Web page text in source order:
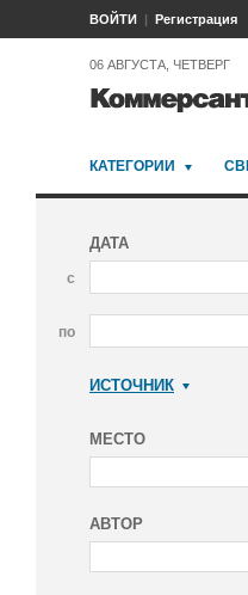
ВОЙТИ Регистрация
06 АВГУСТА, ЧЕТВЕРГ
КАТЕГОРИИ
ДАТА
с
по
ИСТОЧНИК
МЕСТО
АВТОР